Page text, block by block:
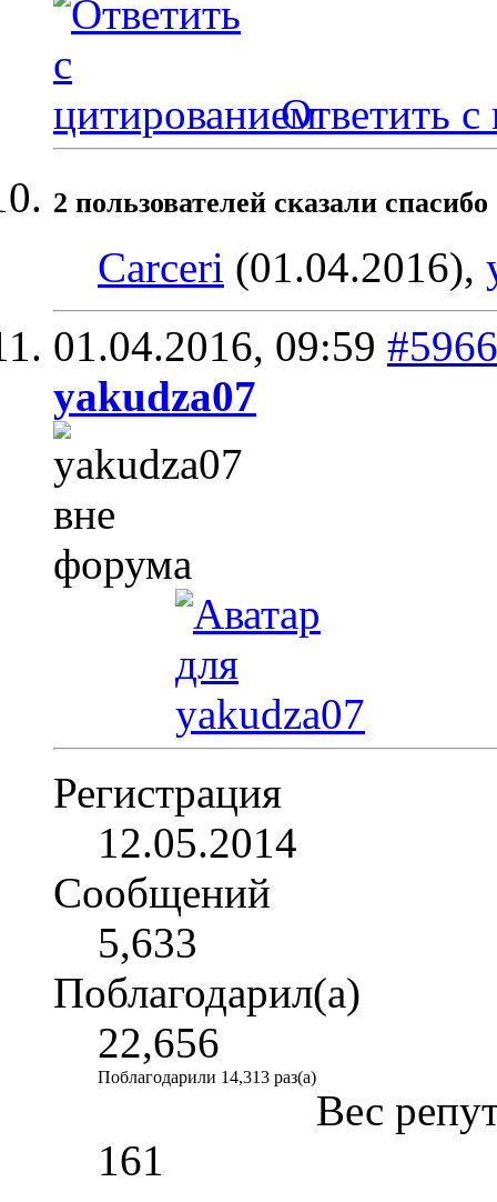
Ответить с
2 пользователей сказали
Carceri (01.04.2016),
01.04.2016, 09:59 #5966
yakudza07
Регистрация
12.05.2014
Сообщений
5,633
Поблагодарил(а)
22,656
Поблагодарили 14,313 раз(а)
Вес
161